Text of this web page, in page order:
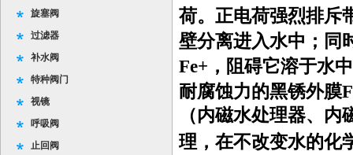
旋塞阀
过滤器
补水阀
特种阀门
视镜
呼吸阀
止回阀
荷。正电荷强烈排斥
壁分离进入水中；同
Fe+，阻碍它溶于水
耐腐蚀力的黑锈外膜
（内磁水处理器、
理，在不改变水的化